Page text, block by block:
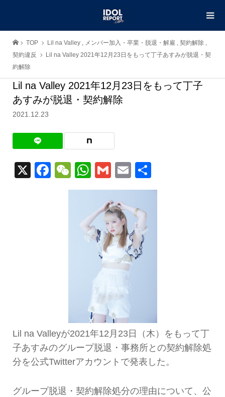
TOP Lil na Valley , メンバー加入・卒業・脱退・解雇 , 契約解除 ,
契約違反
Lil na Valley 2021年12月23日をもって丁子あすみが脱退・契
約解除
Lil na Valley 2021年12月23日をもって丁子
あすみが脱退・契約解除
2021.12.23
X Facebook
WeChat
WhatsApp
GmailEmail
有
Lil na Valleyが2021年12月23日（木）をもって丁
子あすみのグループ脱退・事務所との契約解除処
分を公式Twitterアカウントで発表した。
グループ脱退・契約解除処分の理由について、公